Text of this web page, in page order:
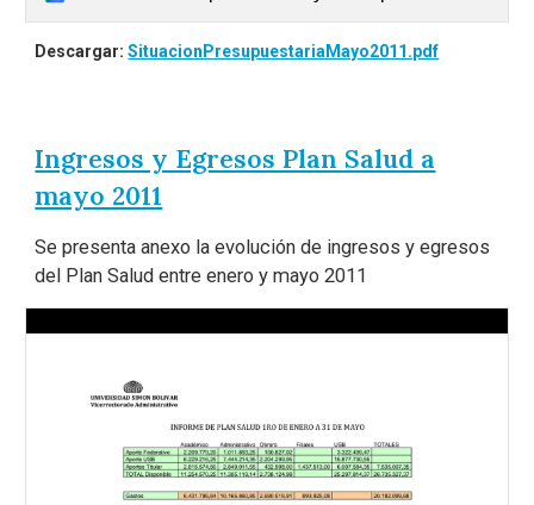
Descargar:SituacionPresupuestariaMayo2011.pdf
Ingresos y Egresos Plan Salud a
mayo 2011
Se presenta anexo la evolución de ingresos y egresos
del Plan Salud entre enero y mayo 2011